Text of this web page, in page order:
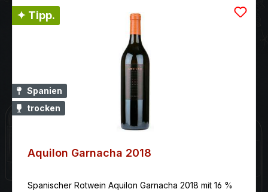
✦ Tipp.
Spanien
trocken
Aquilon Garnacha 2018
Spanischer Rotwein Aquilon Garnacha 2018 mit 16 %